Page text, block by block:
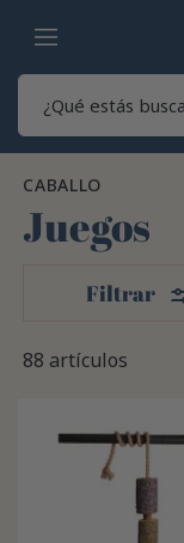
CABALLO
Juegos
88 artículos
Filtrar